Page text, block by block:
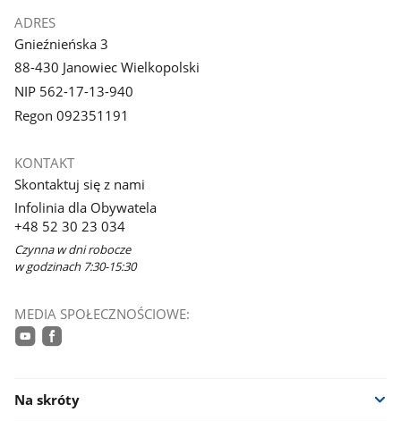
ADRES
Gnieźnieńska 3
88-430 Janowiec Wielkopolski
NIP 562-17-13-940
Regon 092351191
KONTAKT
Skontaktuj się z nami
Infolinia dla Obywatela
+48 52 30 23 034
Czynna w dni robocze
w godzinach 7:30-15:30
MEDIA SPOŁECZNOŚCIOWE:
Na skróty